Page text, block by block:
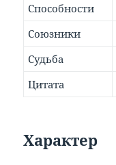
Способности
Союзники
Судьба
Цитата
Характер